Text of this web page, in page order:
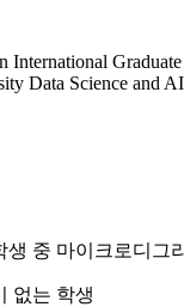
International
Data Science and
중 마이크로디그
없는 학생